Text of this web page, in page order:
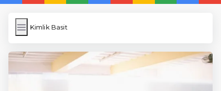
Kimlik Basit
Kimlik Basit
Link Kısaltma